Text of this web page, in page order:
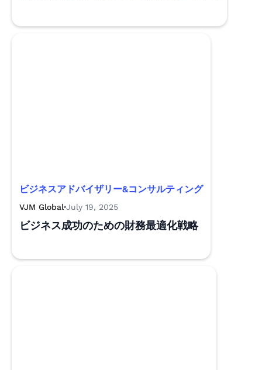
ビジネスアドバイザリー&コンサルティング
VJM Global July 19, 2025
ビジネス成功のための財務最適化戦略